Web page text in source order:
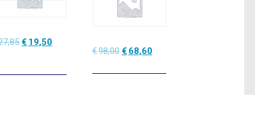
Oorspronkelijke
€27,85.
€ 19,50Huidige
€19,50.
€98,00 Oorspronkelijke
was:
€ 68,60Huidige
is: